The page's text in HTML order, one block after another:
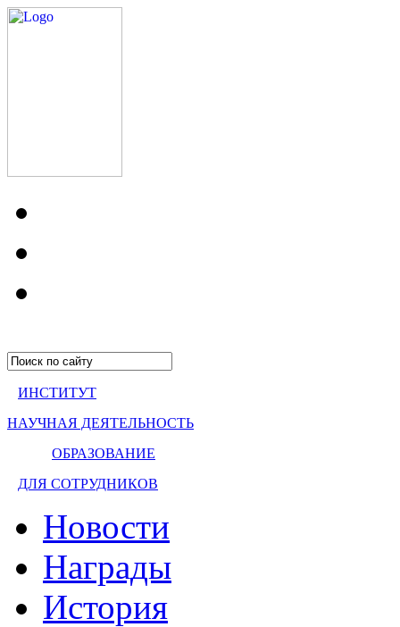
ИНСТИТУТ
НАУЧНАЯ ДЕЯТЕЛЬНОСТЬ
ОБРАЗОВАНИЕ
ДЛЯ СОТРУДНИКОВ
Новости
Награды
История